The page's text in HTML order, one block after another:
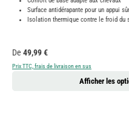
Surface antidérapante pour un appui sûr
Isolation thermique contre le froid du
Prix régulier :
De 49,99 €
Prix TTC, frais de livraison en sus
Afficher les